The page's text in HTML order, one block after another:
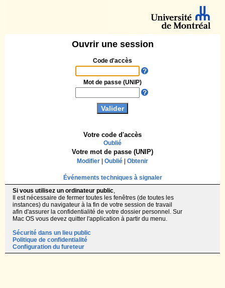
Ouvrir une session
Code d'accès
Votre code d'accès
Oublié
Mot de passe (UNIP)
Votre mot de passe (UNIP)
Modifier Oublié Obtenir
Événements techniques à signaler
Si vous utilisez un ordinateur public,
Il est nécessaire de fermer toutes les fenêtres (de toutes les
instances) du navigateur à la fin de votre session de travail
afin d'assurer la confidentialité de votre dossier personnel. Sur
Mac OS vous devez quitter l'application à partir du menu.
Sécurité dans un lieu public
Politique de confidentialité
Configuration du fureteur